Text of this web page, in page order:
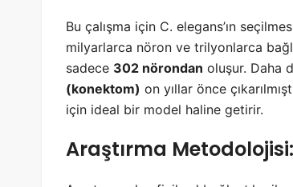
Bu çalışma için C. elegans’ın
milyarlarca nöron ve trilyonlarca
sadece 302 nörondan oluşur. Daha
(konektom) on yıllar önce
için ideal bir model haline getirir.
Araştırma Metodolojisi: